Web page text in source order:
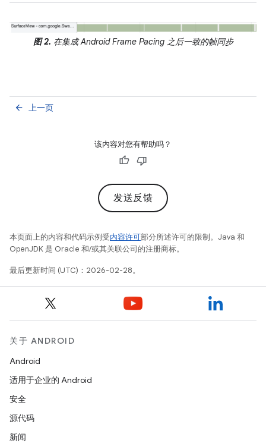
图 2. 在集成 Android Frame Pacing 之后一致的帧同步
上一页
arrow_back
该内容对您有帮助吗？
发送反馈
本页面上的内容和代码示例受内容许可部分所述许可的限制。Java 和
OpenJDK 是 Oracle 和/或其关联公司的注册商标。
最后更新时间 (UTC)：2026-02-28。
关于 ANDROID
Android
适用于企业的 Android
安全
源代码
新闻